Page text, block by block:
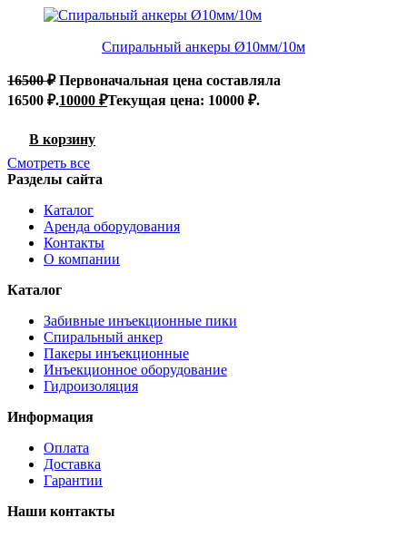
Спиральный анкеры Ø10мм/10м
16500₽ Первоначальная цена составляла
16500 ₽.10000 ₽Текущая цена: 10000 ₽.
В корзину
Смотреть все
Разделы сайта
Каталог
Аренда оборудования
Контакты
О компании
Каталог
Забивные инъекционные пики
Спиральный анкер
Пакеры инъекционные
Инъекционное оборудование
Гидроизоляция
Информация
Оплата
Доставка
Гарантии
Наши контакты